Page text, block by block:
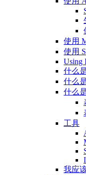
使用
使用
Using
什么
什么
什么
工具
我应